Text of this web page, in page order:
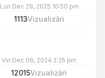
Lun Dec 29, 2025 10:50 pm
1113Vizualizări
Vin Dec 06, 2024 2:25 pm
12015Vizualizări